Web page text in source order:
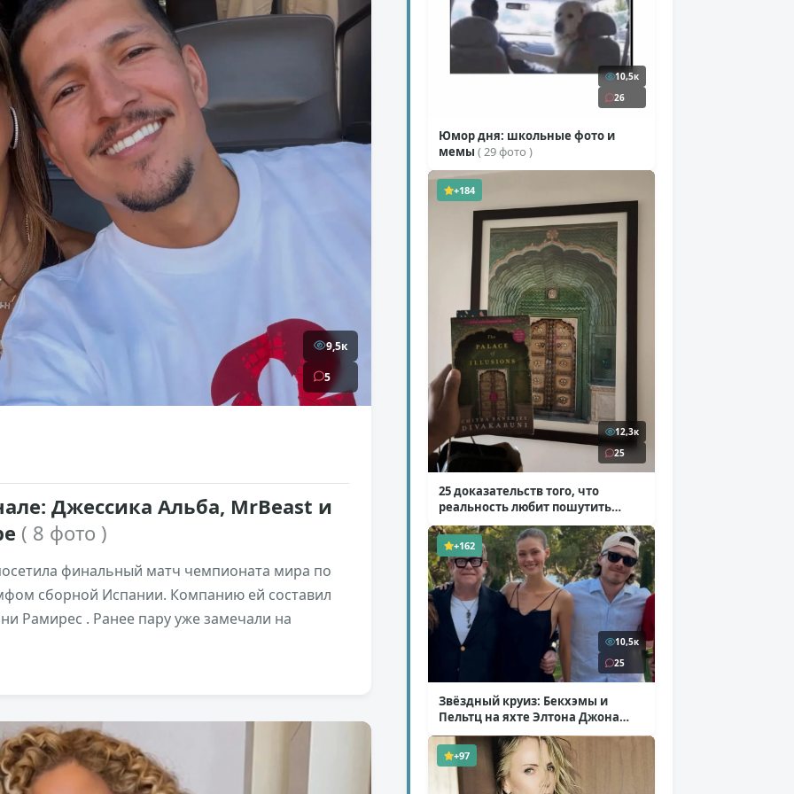
9,5к
5
Джессика Альба, MrBeast и
( 8 фото )
финальный матч чемпионата мира по
сборной Испании. Компанию ей составил
Рамирес . Ранее пару уже замечали на
10,5к
26
Юмор дня: школьные фото и
мемы ( 29 фото )
+184
12,3к
25
25 доказательств того, что
реальность любит пошутить
( 25 фото )
+162
10,5к
25
Звёздный круиз: Бекхэмы и
Пельтц на яхте Элтона Джона
( 12 фото )
+97